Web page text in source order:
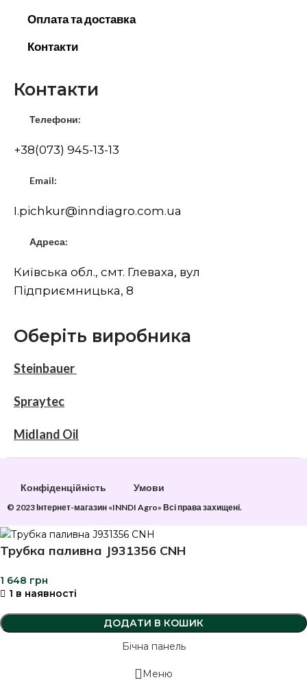
Оплата та доставка
Контакти
Контакти
Телефони:
+38(073) 945-13-13
Email:
I.pichkur@inndiagro.com.ua
Адреса:
Київська обл., смт. Глеваха, вул
Підприємницька, 8
Оберіть виробника
Steinbauer
Spraytec
Midland Oil
Конфіденційність Умови
© 2023 Інтернет-магазин «INNDI Agro» Всі права захищені.
Трубка паливна J931356 CNH
1 648 грн
1 в наявності
ДОДАТИ В КОШИК
Бічна панель
Меню